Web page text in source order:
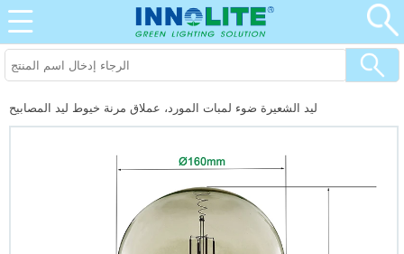
ليد الشعيرة ضوء لمبات المورد، عملاق مرنة خيوط ليد المصابيح